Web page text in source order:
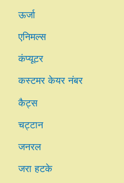
ऊर्जा
एनिमल्स
कंप्यूटर
कस्टमर केयर नंबर
कैट्स
चट्टान
जनरल
जरा हटके